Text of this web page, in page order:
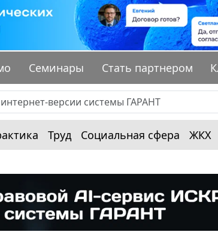
Семинары Стать партнером
Труд Социальная сфера ЖКХ